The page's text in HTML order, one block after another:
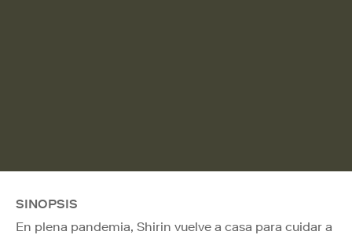
SINOPSIS
En plena pandemia, Shirin vuelve a casa para cuidar a